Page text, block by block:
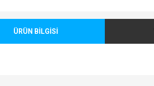
ÜRÜN BİLGİSİ